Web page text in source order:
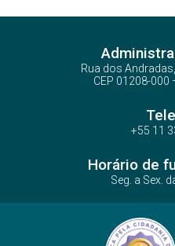
Rua dos
CEP 01208-000
+55 11
Horário de
Seg. a Sex.